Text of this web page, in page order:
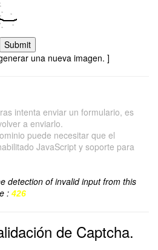
una nueva imagen. ]
intenta enviar un formulario, es
a enviarlo.
puede necesitar que el
JavaScript y soporte para
detection of invalid input from this
: 426
de Captcha.